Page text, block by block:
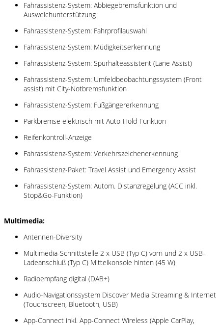
Fahrassistenz-System: Abbiegebremsfunktion und
Ausweichunterstützung
Fahrassistenz-System: Fahrprofilauswahl
Fahrassistenz-System: Müdigkeitserkennung
Fahrassistenz-System: Spurhalteassistent (Lane Assist)
Fahrassistenz-System: Umfeldbeobachtungssystem (Front
assist) mit City-Notbremsfunktion
Fahrassistenz-System: Fußgängererkennung
Parkbremse elektrisch mit Auto-Hold-Funktion
Reifenkontroll-Anzeige
Fahrassistenz-System: Verkehrszeichenerkennung
Fahrassistenz-Paket: Travel Assist und Emergency Assist
Fahrassistenz-System: Autom. Distanzregelung (ACC inkl.
Stop&Go-Funktion)
Multimedia:
Antennen-Diversity
Multimedia-Schnittstelle 2 x USB (Typ C) vorn und 2 x USB-
Ladeanschluß (Typ C) Mittelkonsole hinten (45 W)
Radioempfang digital (DAB+)
Audio-Navigationssystem Discover Media Streaming & Internet
(Touchscreen, Bluetooth, USB)
App-Connect inkl. App-Connect Wireless (Apple CarPlay,